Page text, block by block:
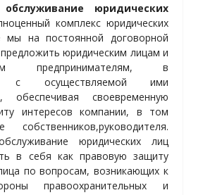
обслуживание юридических
комплекс юридических
мы на постоянной договорной
юридическим лицам и
предпринимателям, в
с осуществляемой ими
обеспечивая своевременную
интересов компании, в том
юридических лиц
в себя как правовую защиту
по вопросам, возникающих к
правоохранительных и